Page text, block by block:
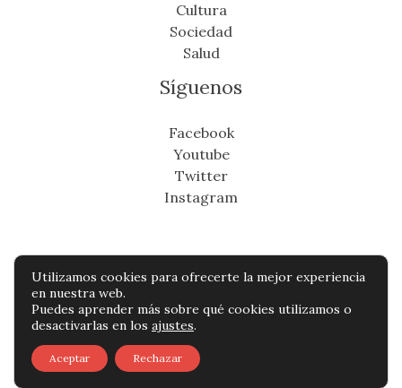
Cultura
Sociedad
Salud
Síguenos
Facebook
Youtube
Twitter
Instagram
Copyright © Todos os direitos reservados -
cronicafinanciera.com
Política de privacidad
Contacto
Utilizamos cookies para ofrecerte la mejor experiencia
en nuestra web.
Puedes aprender más sobre qué cookies utilizamos o
desactivarlas en los ajustes.
Aceptar Rechazar